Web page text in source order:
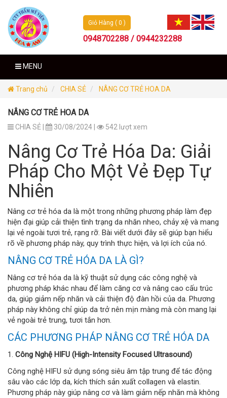
Giỏ Hàng ( 0 )
0948702288 / 0944232288
MENU
Trang chủ CHIA SẺ NÂNG CƠ TRẺ HOA DA
NÂNG CƠ TRẺ HOA DA
CHIA SẺ | 30/08/2024 | 542 lượt xem
Nâng Cơ Trẻ Hóa Da: Giải
Pháp Cho Một Vẻ Đẹp Tự
Nhiên
Nâng cơ trẻ hóa da là một trong những phương pháp làm đẹp
hiện đại giúp cải thiện tình trạng da nhăn nheo, chảy xệ và mang
lại vẻ ngoài tươi trẻ, rạng rỡ. Bài viết dưới đây sẽ giúp bạn hiểu
rõ về phương pháp này, quy trình thực hiện, và lợi ích của nó.
NÂNG CƠ TRẺ HÓA DA LÀ GÌ?
Nâng cơ trẻ hóa da là kỹ thuật sử dụng các công nghệ và
phương pháp khác nhau để làm căng cơ và nâng cao cấu trúc
da, giúp giảm nếp nhăn và cải thiện độ đàn hồi của da. Phương
pháp này không chỉ giúp da trở nên mịn màng mà còn mang lại
vẻ ngoài trẻ trung, tươi tắn hơn.
CÁC PHƯƠNG PHÁP NÂNG CƠ TRẺ HÓA DA
1. Công Nghệ HIFU (High-Intensity Focused Ultrasound)
Công nghệ HIFU sử dụng sóng siêu âm tập trung để tác động
sâu vào các lớp da, kích thích sản xuất collagen và elastin.
Phương pháp này giúp nâng cơ và làm giảm nếp nhăn mà không